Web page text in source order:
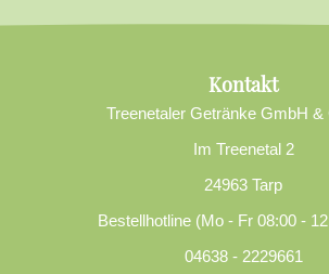
Kontakt
Treenetaler Getränke GmbH &
Im Treenetal 2
24963 Tarp
Bestellhotline (Mo - Fr 08:00 -
04638 - 2229661